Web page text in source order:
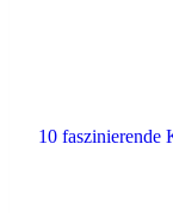
10 faszinierende